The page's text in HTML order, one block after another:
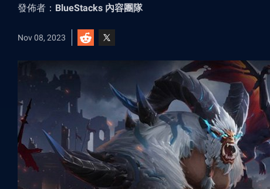
發佈者： BlueStacks 內容團隊
Nov 08, 2023